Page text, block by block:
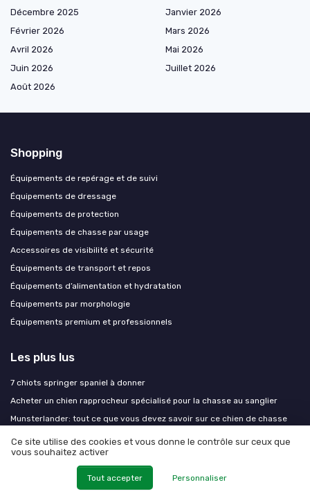
Décembre 2025
Janvier 2026
Février 2026
Mars 2026
Avril 2026
Mai 2026
Juin 2026
Juillet 2026
Août 2026
Shopping
Équipements de repérage et de suivi
Équipements de dressage
Équipements de protection
Équipements de chasse par usage
Accessoires de visibilité et sécurité
Équipements de transport et repos
Équipements d’alimentation et hydratation
Équipements par morphologie
Équipements premium et professionnels
Les plus lus
7 chiots springer spaniel à donner
Acheter un chien rapprocheur spécialisé pour la chasse au sanglier
Munsterlander: tout ce que vous devez savoir sur ce chien de chasse
Renouveler son permis de chasser pour la saison 2026-2027 : dates,
tarifs et pièges à éviter
Recette faisan moelleux en cocotte
Ce site utilise des cookies et vous donne le contrôle sur ceux que
vous souhaitez activer
Tout accepter Personnaliser